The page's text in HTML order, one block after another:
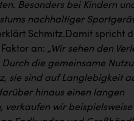
Besonders bei Kindern
nachhaltiger
Schmitz.Damit spricht
an: „Wir sehen den
die gemeinsame
sie sind auf Langlebigkeit
hinaus einen langen
verkaufen wir